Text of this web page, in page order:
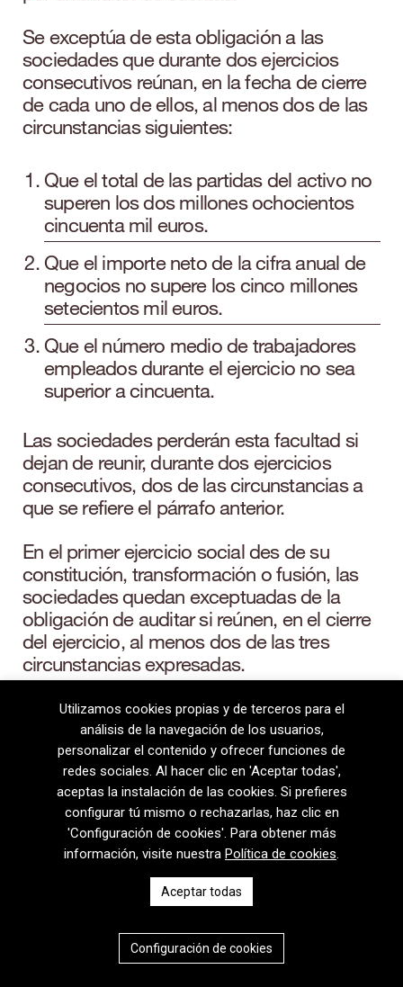
Se exceptúa de esta obligación a las
sociedades que durante dos ejercicios
consecutivos reúnan, en la fecha de cierre
de cada uno de ellos, al menos dos de las
circunstancias siguientes:
Que el total de las partidas del activo no
superen los dos millones ochocientos
cincuenta mil euros.
Que el importe neto de la cifra anual de
negocios no supere los cinco millones
setecientos mil euros.
Que el número medio de trabajadores
empleados durante el ejercicio no sea
superior a cincuenta.
Las sociedades perderán esta facultad si
dejan de reunir, durante dos ejercicios
consecutivos, dos de las circunstancias a
que se refiere el párrafo anterior.
En el primer ejercicio social des de su
constitución, transformación o fusión, las
sociedades quedan exceptuadas de la
obligación de auditar si reúnen, en el cierre
del ejercicio, al menos dos de las tres
circunstancias expresadas.
08720 Vilafranca del Penedès · General Prim 5, 2n · Barcelona
+34 938 170 417 · F+34 938 170 301
|Política de privacidad|Política de cookies
CAT
ESP
Utilizamos cookies propias y de terceros para el
análisis de la navegación de los usuarios,
personalizar el contenido y ofrecer funciones de
redes sociales. Al hacer clic en 'Aceptar todas',
aceptas la instalación de las cookies. Si prefieres
configurar tú mismo o rechazarlas, haz clic en
'Configuración de cookies'. Para obtener más
información, visite nuestra Política de cookies.
Aceptar todas
Configuración de cookies